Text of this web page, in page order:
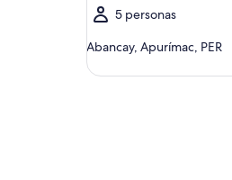
5 personas
Abancay, Apurímac, PER